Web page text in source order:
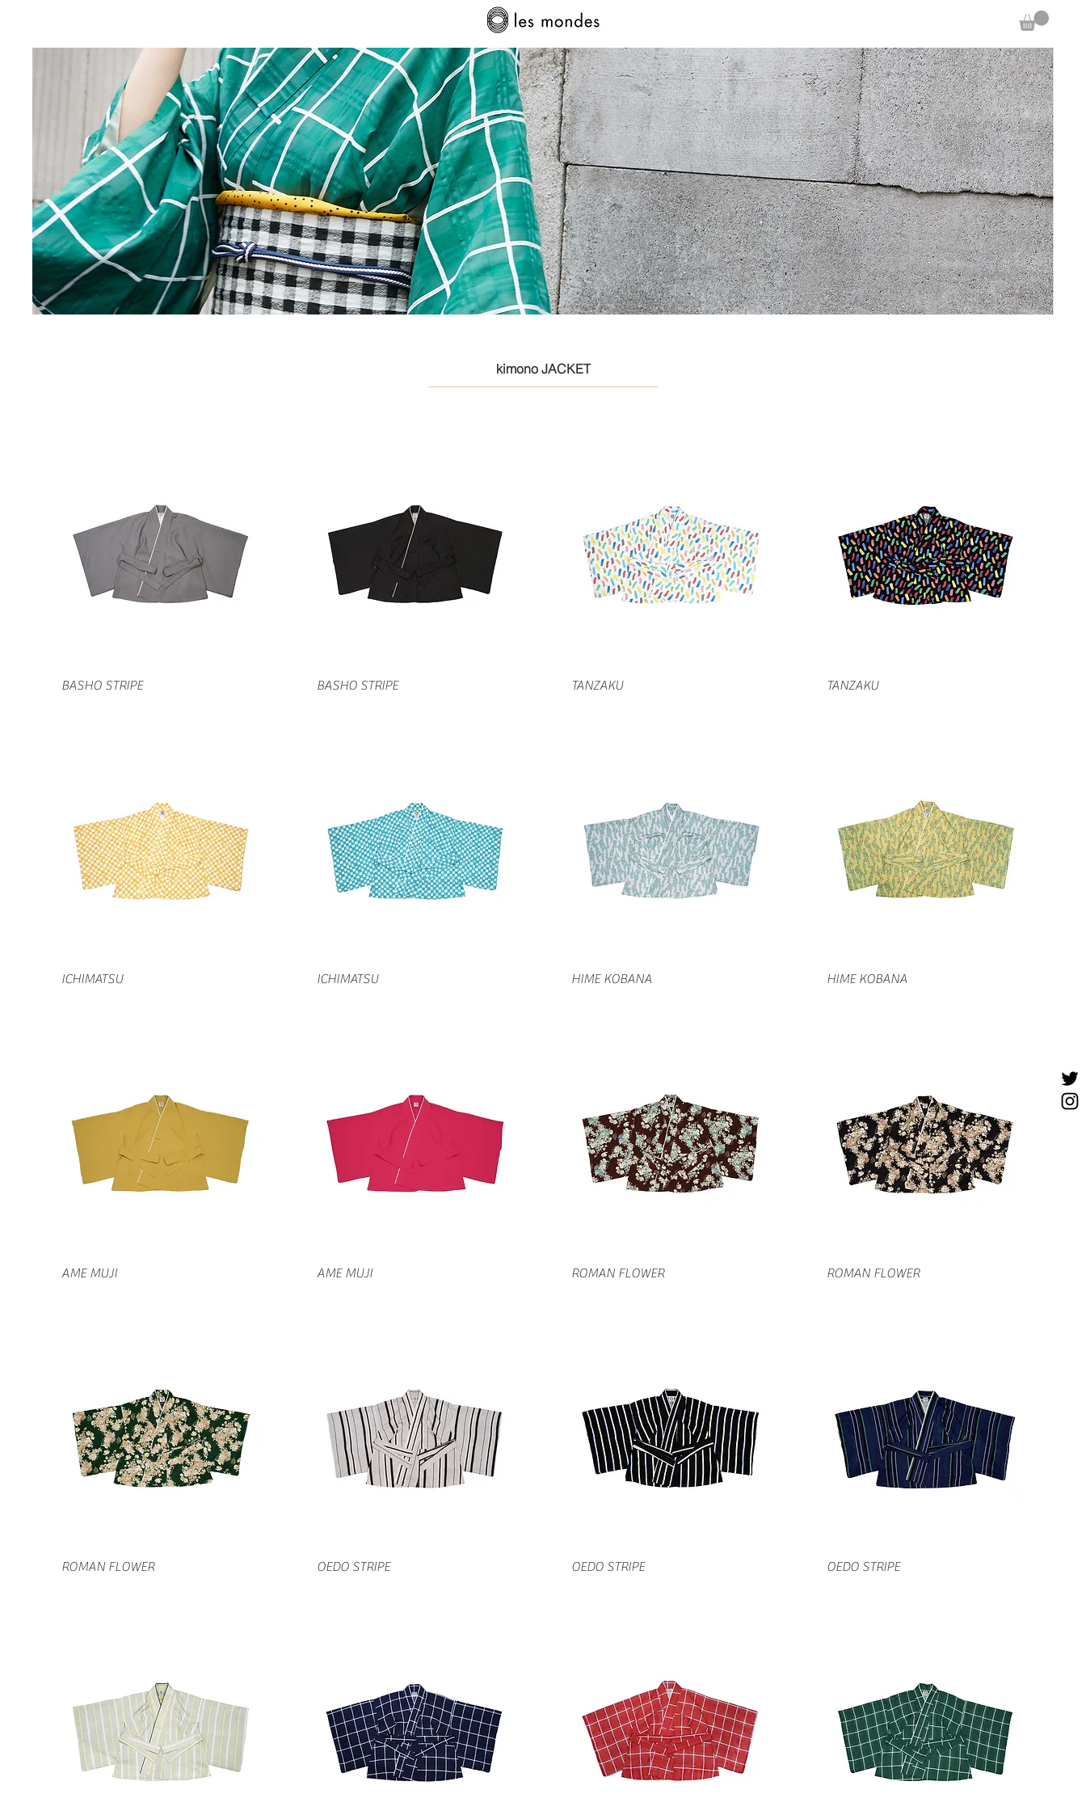
kimono JACKET
クイックビュー
BASHO STRIPE クイックビュー
BASHO STRIPE TANZAKU TANZAKU
クイックビュー
ICHIMATSU クイックビュー
ICHIMATSU クイックビュー
HIME KOBANA クイックビュー
HIME KOBANA
AME MUJI AME MUJI クイックビュー
ROMAN FLOWER クイックビュー
ROMAN FLOWER
クイックビュー
ROMAN FLOWER クイックビュー
OEDO STRIPE クイックビュー
OEDO STRIPE クイックビュー
OEDO STRIPE